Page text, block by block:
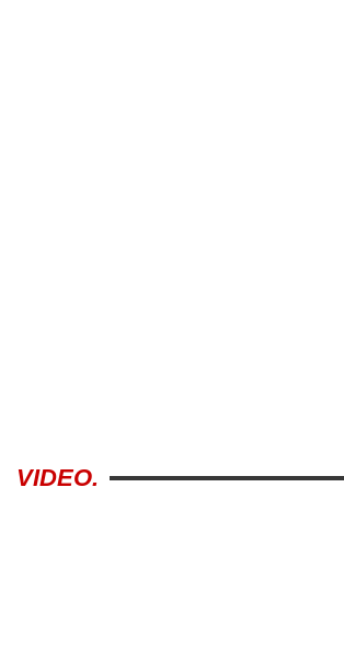
VIDEO.